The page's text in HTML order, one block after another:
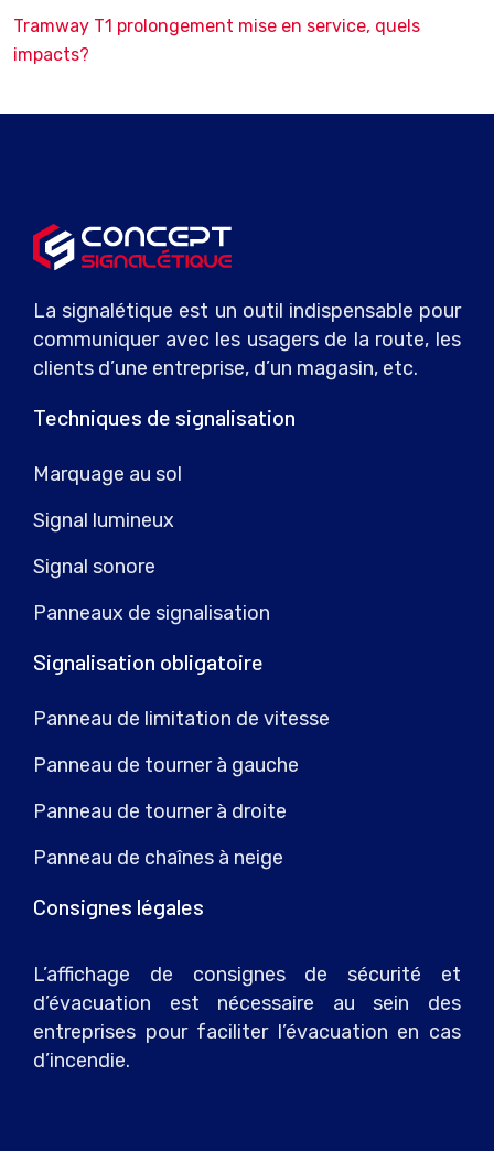
Tramway T1 prolongement mise en service, quels
impacts?
La signalétique est un outil indispensable pour
communiquer avec les usagers de la route, les
clients d’une entreprise, d’un magasin, etc.
Techniques de signalisation
Marquage au sol
Signal lumineux
Signal sonore
Panneaux de signalisation
Signalisation obligatoire
Panneau de limitation de vitesse
Panneau de tourner à gauche
Panneau de tourner à droite
Panneau de chaînes à neige
Consignes légales
L’affichage de consignes de sécurité et
d’évacuation est nécessaire au sein des
entreprises pour faciliter l’évacuation en cas
d’incendie.